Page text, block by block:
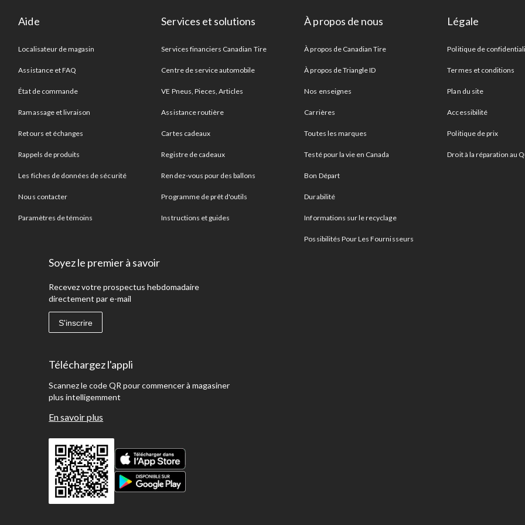
Aide
Localisateur de magasin
Assistance et FAQ
État de commande
Ramassage et livraison
Retours et échanges
Rappels de produits
Les fiches de données de sécurité
Nous contacter
Paramètres de témoins
Services et solutions
Services financiers Canadian Tire
Centre de service automobile
VE Pneus, Pieces, Articles
Assistance routière
Cartes cadeaux
Registre de cadeaux
Rendez-vous pour des ballons
Programme de prêt d'outils
Instructions et guides
À propos de nous
À propos de Canadian Tire
À propos de Triangle ID
Nos enseignes
Carrières
Toutes les marques
Testé pour la vie en Canada
Bon Départ
Durabilité
Informations sur le recyclage
Possibilités Pour Les Fournisseurs
Légale
Politique de
Termes et conditions
Plan du site
Accessibilité
Politique de prix
Droit à la réparation au
Soyez le premier à savoir
Recevez votre prospectus hebdomadaire
directement par e-mail
S'inscrire
Téléchargez l'appli
Scannez le code QR pour commencer à magasiner
plus intelligemment
En savoir plus